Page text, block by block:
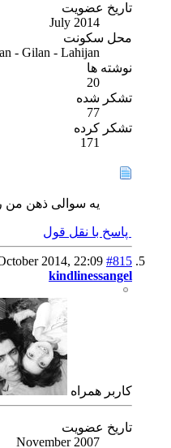
تاریخ عضویت
July 2014
محل سکونت
- Gilan - Lahijan
نوشته ها
20
تشکر شده
77
تشکر کرده
171
یه سوالی ذهن من
پاسخ با نقل قول
2014, 22:09 #815
kindlinessangel
كاربر همراه
تاریخ عضویت
November 2007